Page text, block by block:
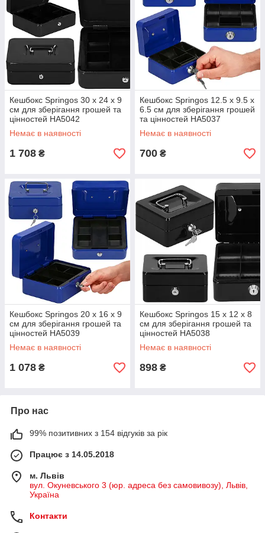
Кешбокс Springos 30 x 24 x 9
см для зберігання грошей та
цінностей HA5042
Немає в наявності
1 708 ₴
Кешбокс Springos 12.5 x 9.5 x
6.5 см для зберігання грошей
та цінностей HA5037
Немає в наявності
700 ₴
Кешбокс Springos 20 x 16 x 9
см для зберігання грошей та
цінностей HA5039
Немає в наявності
1 078 ₴
Кешбокс Springos 15 x 12 x 8
см для зберігання грошей та
цінностей HA5038
Немає в наявності
898 ₴
Про нас
99% позитивних з 154 відгуків за рік
Працює з 14.05.2018
м. Львів
вул. Окуневського 3 (юр. адреса без самовивозу), Львів,
Україна
Контакти